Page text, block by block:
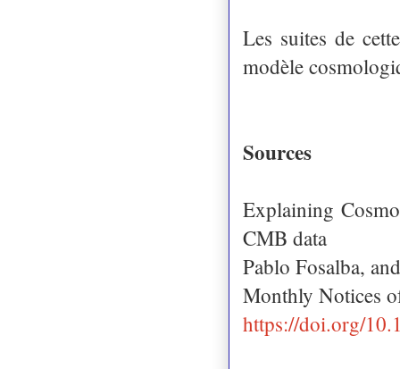
Les suites de
modèle
Sources
Explaining
CMB data
Pablo Fosalba,
Monthly Notices
https://doi.org/